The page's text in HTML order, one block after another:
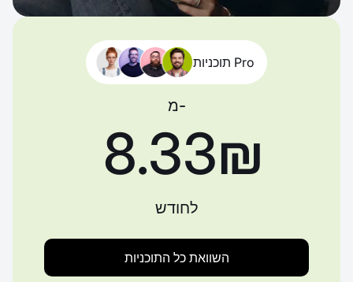
תוכניות Pro
מ-
‏8.33 ‏₪
לחודש
השוואת כל התוכניות